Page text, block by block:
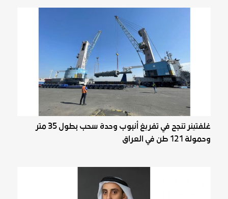
غلفتينر تنجح في تفريغ أنبوب وحدة سحب بطول 35 متر
وحمولة 121 طن في العراق